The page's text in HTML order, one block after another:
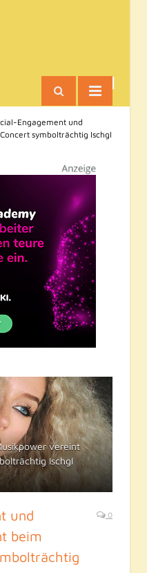
Infos
Engagement und
symbolträchtig Ischgl
vereint
Ischgl
und
beim
0